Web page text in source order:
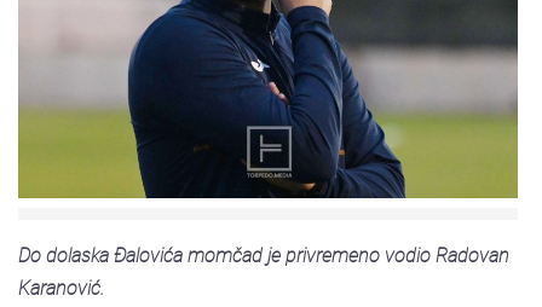
Do dolaska Đalovića momčad je privremeno vodio Radovan
Karanović.